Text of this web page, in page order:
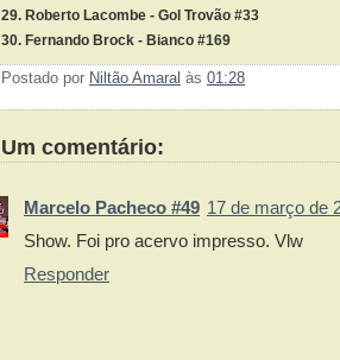
29. Roberto Lacombe - Gol Trovão #33
30. Fernando Brock - Bianco #169
Postado por Niltão Amaral às 01:28
Um comentário:
Marcelo Pacheco #49 17 de março de
Show. Foi pro acervo impresso. Vlw
Responder